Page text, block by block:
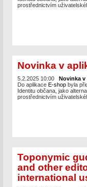
prostřednictvím
Novinka v
5.2.2025 10:00 Novinka v
Do aplikace E-shop byla
Identitu občana, jako
prostřednictvím
Toponymic
and other
international